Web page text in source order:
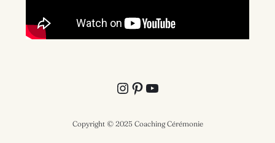
Instagram Pinterest YouTube
Copyright © 2025 Coaching Cérémonie